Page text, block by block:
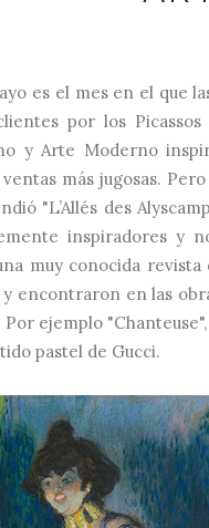
es el mes en el que
por los
y Arte Moderno
más jugosas.
"L’Allés des
inspiradores y
muy conocida
y encontraron en las
Por ejemplo
pastel de Gucci.